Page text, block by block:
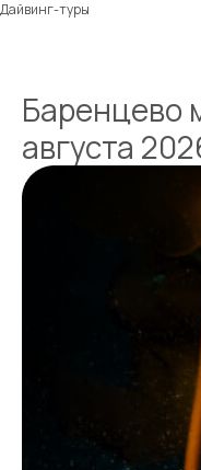
Дайвинг-туры
Баренцево
августа